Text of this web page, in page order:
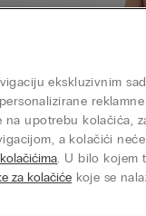
ekskluzivnim
na upotrebu kolačića,
a kolačići
. U bilo kojem
za kolačiće koje se